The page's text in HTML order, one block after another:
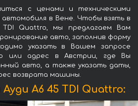
с ценами и техническими
в Вене. Чтобы взять в
Quattro, мы предлагаем Вам
авто, заполнив форму
указать в Вашем запросе
или адрес в Австрии, где Вы
авто, а также указать даты,
возврата машины.
A6 45 TDI Quattro: